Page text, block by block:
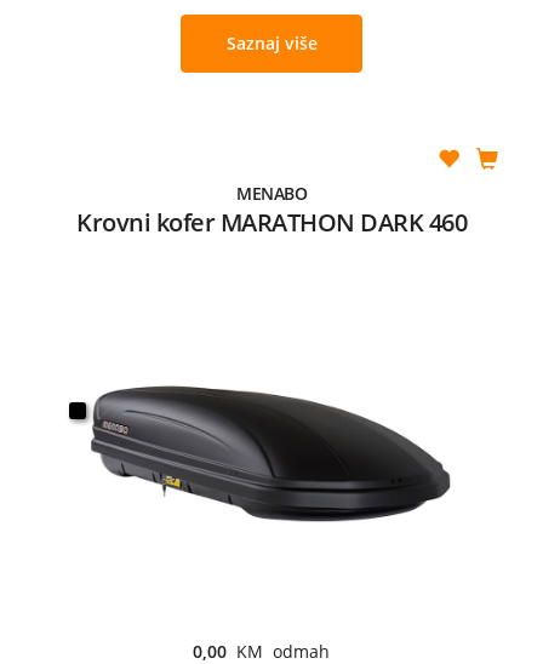
Saznaj više
MENABO
Krovni kofer MARATHON DARK 460
0,00 KM odmah